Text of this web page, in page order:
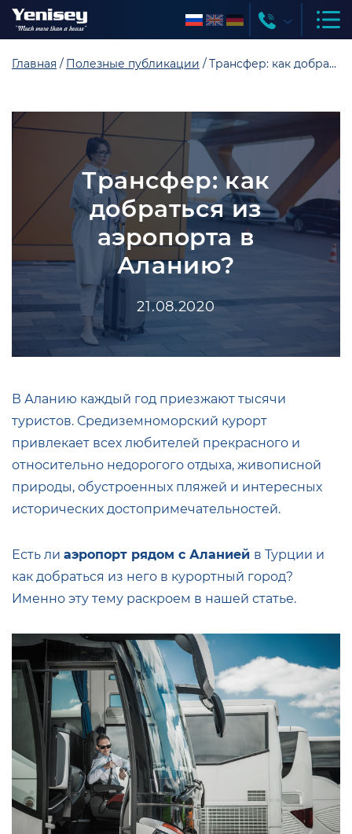
Главная Полезные публикации Трансфер: как добраться из аэропорта в Аланию?
Трансфер: как
добраться из
аэропорта в
Аланию?
21.08.2020
В Аланию каждый год приезжают тысячи
туристов. Средиземноморский курорт
привлекает всех любителей прекрасного и
относительно недорогого отдыха, живописной
природы, обустроенных пляжей и интересных
исторических достопримечательностей.
Есть ли аэропорт рядом с Аланией в Турции и
как добраться из него в курортный город?
Именно эту тему раскроем в нашей статье.